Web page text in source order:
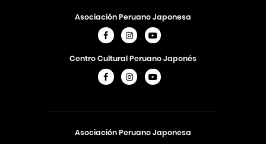
Asociación Peruano Japonesa
Asociación Peruano Japonesa
Centro Cultural Peruano Japonés